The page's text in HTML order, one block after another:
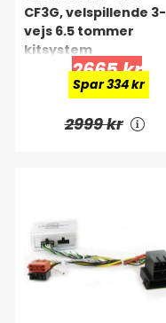
CF3G, velspillende 3-
vejs 6.5 tommer
kitsystem
2665 kr
Spar 334 kr
2999 kr